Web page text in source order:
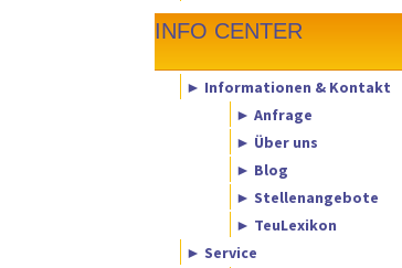
INFO CENTER
► Informationen & Kontakt
► Anfrage
► Über uns
► Blog
► Stellenangebote
► TeuLexikon
► Service